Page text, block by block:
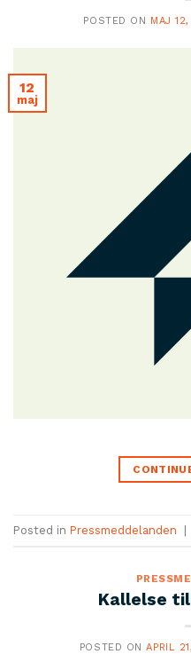
POSTED ON MAJ
12
maj
Posted in Pressmeddelanden |
Kallelse
POSTED ONAPRIL